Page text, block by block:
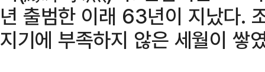
년 출범한 이래 63년이 지났다.
지기에 부족하지 않은 세월이 쌓